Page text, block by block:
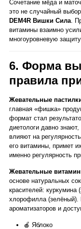
Сочетание мёда и
это не случайный
DEM4R Вишки Сила .
витамины взаимно
многоуровневую защиту
6. Форма
правила
Жевательные
главная «фишка»
формат стал
диетологи давно
влияют на
его витамины, примет
именно регулярность
Жевательные
основе натуральных
красителей: куркумина
хлорофилла (зелёный).
ароматизаторов и
🍎 Яблоко